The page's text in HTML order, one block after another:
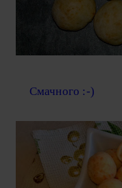
Смачного :-)